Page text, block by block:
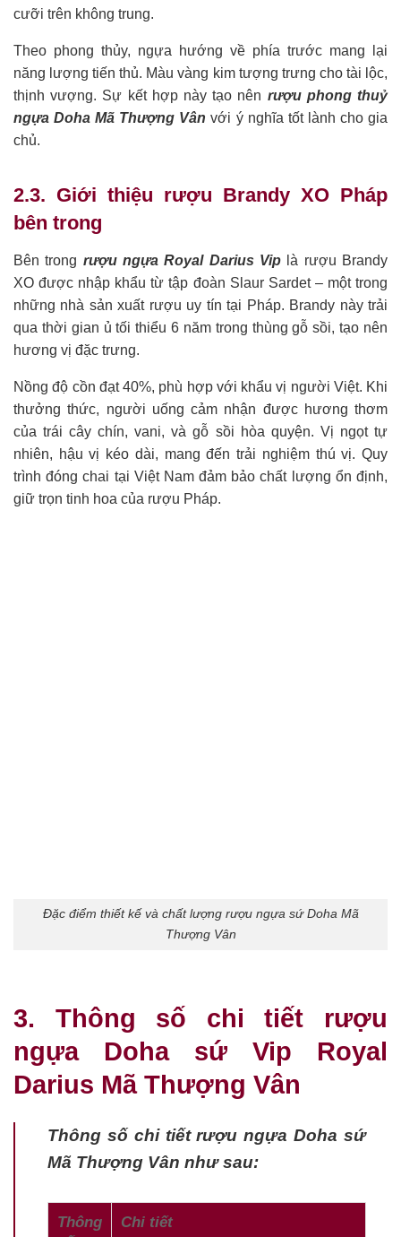
cưỡi trên không trung.
Theo phong thủy, ngựa hướng về phía trước mang lại
năng lượng tiến thủ. Màu vàng kim tượng trưng cho tài lộc,
thịnh vượng. Sự kết hợp này tạo nên rượu phong thuỷ
ngựa Doha Mã Thượng Vân với ý nghĩa tốt lành cho gia
chủ.
2.3. Giới thiệu rượu Brandy XO Pháp
bên trong
Bên trong rượu ngựa Royal Darius Vip là rượu Brandy
XO được nhập khẩu từ tập đoàn Slaur Sardet – một trong
những nhà sản xuất rượu uy tín tại Pháp. Brandy này trải
qua thời gian ủ tối thiểu 6 năm trong thùng gỗ sồi, tạo nên
hương vị đặc trưng.
Nồng độ cồn đạt 40%, phù hợp với khẩu vị người Việt. Khi
thưởng thức, người uống cảm nhận được hương thơm
của trái cây chín, vani, và gỗ sồi hòa quyện. Vị ngọt tự
nhiên, hậu vị kéo dài, mang đến trải nghiệm thú vị. Quy
trình đóng chai tại Việt Nam đảm bảo chất lượng ổn định,
giữ trọn tinh hoa của rượu Pháp.
Đặc điểm thiết kế và chất lượng rượu ngựa sứ Doha Mã
Thượng Vân
3. Thông số chi tiết rượu
ngựa Doha sứ Vip Royal
Darius Mã Thượng Vân
Thông số chi tiết rượu ngựa Doha sứ
Mã Thượng Vân như sau:
Thông
Chi tiết